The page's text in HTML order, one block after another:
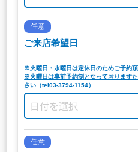
任意
ご来店希望日
※火曜日・水曜日は定休日のためご予約頂
※火曜日は事前予約制となっております
さい（tel03-3794-1154）
任意